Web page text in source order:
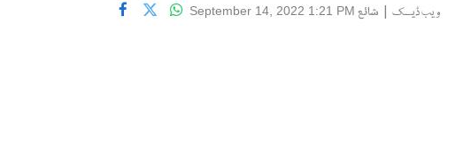
ویب ڈیسک | شائع September 14, 2022 1:21 PM